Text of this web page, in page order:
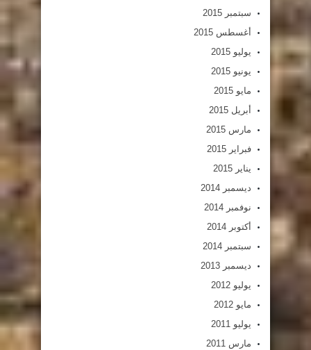
سبتمبر 2015
أغسطس 2015
يوليو 2015
يونيو 2015
مايو 2015
أبريل 2015
مارس 2015
فبراير 2015
يناير 2015
ديسمبر 2014
نوفمبر 2014
أكتوبر 2014
سبتمبر 2014
ديسمبر 2013
يوليو 2012
مايو 2012
يوليو 2011
مارس 2011